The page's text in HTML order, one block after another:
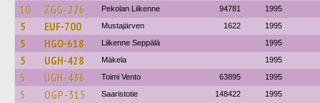
10 ZGG-226 Pekolan Liikenne 94781 1995
5 EUF-700 Mustajärven 1622 1995
5 HGO-618 Liikenne Seppälä 1995
5 UGH-428 Mäkela 1995
5 UGH-436 Toimi Vento 63895 1995
5 OGP-315 Saaristotie 148422 1995